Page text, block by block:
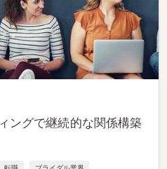
ングで継続的な関係構築